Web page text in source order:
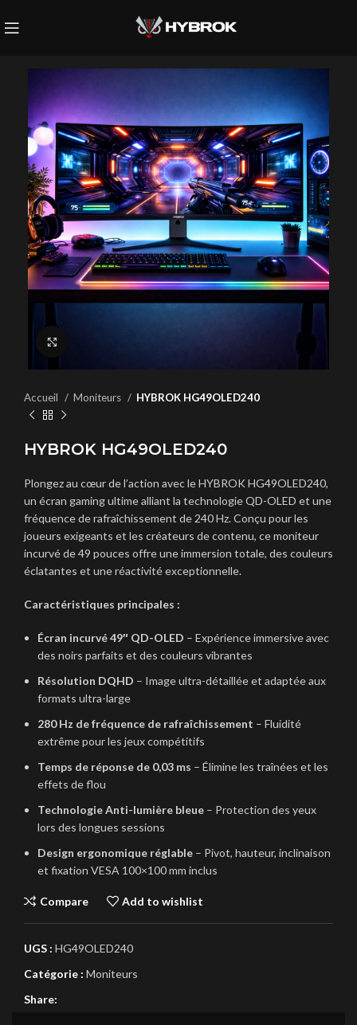
Accueil Moniteurs HYBROK HG49OLED240
HYBROK HG49OLED240
Plongez au cœur de l’action avec le HYBROK HG49OLED240,
un écran gaming ultime alliant la technologie QD-OLED et une
fréquence de rafraîchissement de 240 Hz. Conçu pour les
joueurs exigeants et les créateurs de contenu, ce moniteur
incurvé de 49 pouces offre une immersion totale, des couleurs
éclatantes et une réactivité exceptionnelle.
Caractéristiques principales :
Écran incurvé 49″ QD-OLED – Expérience immersive avec
des noirs parfaits et des couleurs vibrantes
Résolution DQHD – Image ultra-détaillée et adaptée aux
formats ultra-large
280 Hz de fréquence de rafraîchissement – Fluidité
extrême pour les jeux compétitifs
Temps de réponse de 0,03 ms – Élimine les traînées et les
effets de flou
Technologie Anti-lumière bleue – Protection des yeux
lors des longues sessions
Design ergonomique réglable – Pivot, hauteur, inclinaison
et fixation VESA 100×100 mm inclus
Compare Add to wishlist
UGS : HG49OLED240
Catégorie : Moniteurs
Share: